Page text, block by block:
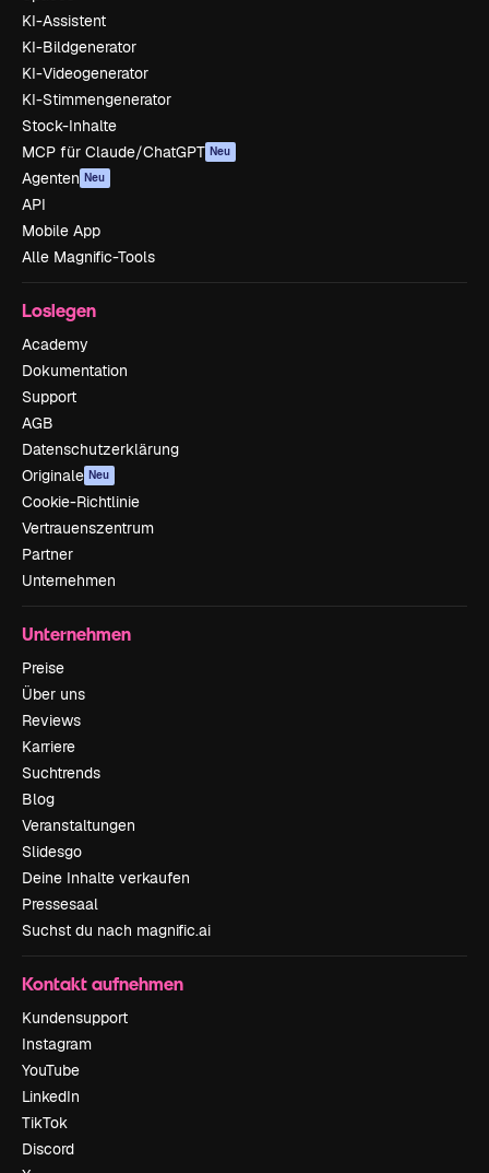
KI-Assistent
KI-Bildgenerator
KI-Videogenerator
KI-Stimmengenerator
Stock-Inhalte
MCP für Claude/ChatGPT Neu
Agenten Neu
API
Mobile App
Alle Magnific-Tools
Loslegen
Academy
Dokumentation
Support
AGB
Datenschutzerklärung
Originale Neu
Cookie-Richtlinie
Vertrauenszentrum
Partner
Unternehmen
Unternehmen
Preise
Über uns
Reviews
Karriere
Suchtrends
Blog
Veranstaltungen
Slidesgo
Deine Inhalte verkaufen
Pressesaal
Suchst du nach magnific.ai
Kontakt aufnehmen
Kundensupport
Instagram
YouTube
LinkedIn
TikTok
Discord